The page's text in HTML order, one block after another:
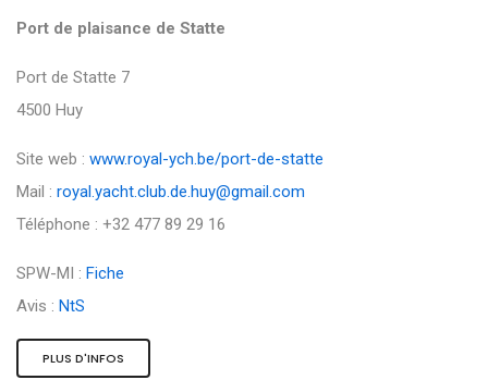
Port de plaisance de Statte
Port de Statte 7
4500 Huy
Site web : www.royal-ych.be/port-de-statte
Mail : royal.yacht.club.de.huy@gmail.com
Téléphone : +32 477 89 29 16
SPW-MI : Fiche
Avis : NtS
PLUS D'INFOS